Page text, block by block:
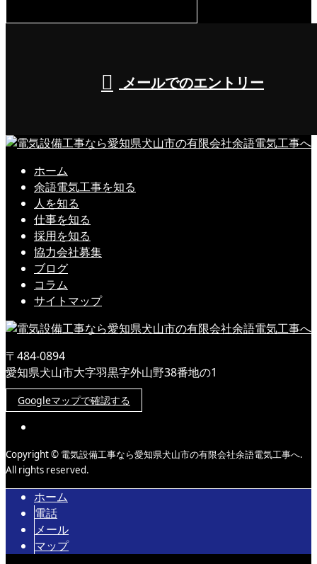
メールでのエントリー
ホーム
余語電気工事を知る
人を知る
仕事を知る
採用を知る
協力会社募集
ブログ
コラム
サイトマップ
〒484-0894
愛知県犬山市大字羽黒字外山野38番地の1
Googleマップで確認する
Copyright © 電気設備工事なら愛知県犬山市の有限会社余語電気工事へ.
All rights reserved.
ホーム
電話
メール
マップ